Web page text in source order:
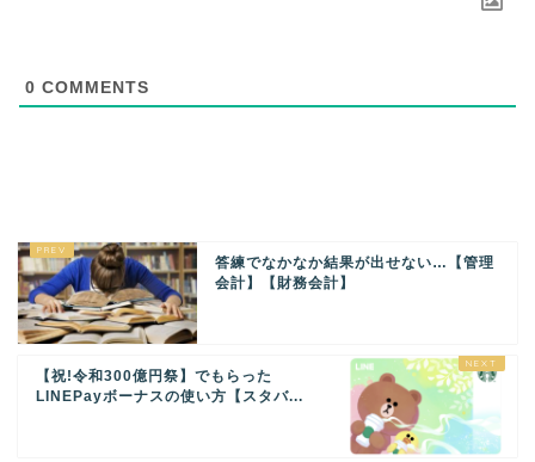
0 COMMENTS
答練でなかなか結果が出せない…【管理
会計】【財務会計】
【祝!令和300億円祭】でもらった
LINEPayボーナスの使い方【スタバ...